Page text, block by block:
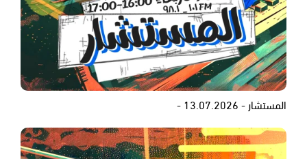
المستشار - 13.07.2026 -